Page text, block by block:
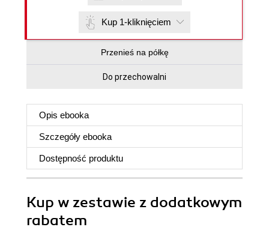
Kup 1-kliknięciem
Przenieś na półkę
Do przechowalni
Opis ebooka
Szczegóły ebooka
Dostępność produktu
Kup w zestawie z dodatkowym
rabatem